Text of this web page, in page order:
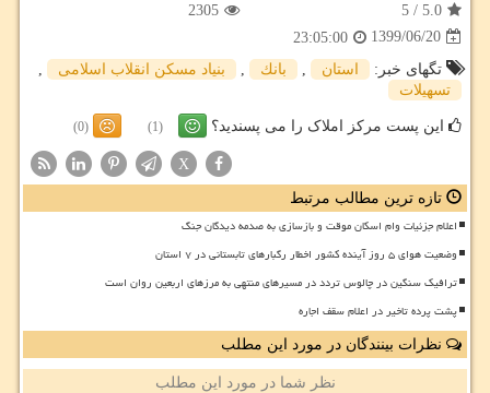
5.0
/
5
2305
1399/06/20
23:05:00
تگهای خبر:
استان , بانك , بنیاد مسكن انقلاب اسلامی
,
تسهیلات
این پست مرکز املاک را می پسندید؟ (1)
(0)
X
تازه ترین مطالب مرتبط
اعلام جزئیات وام اسکان موقت و بازسازی به صدمه دیدگان جنگ
وضعیت هوای ۵ روز آینده کشور اخطار رگبارهای تابستانی در ۷ استان
ترافیک سنگین در چالوس تردد در مسیرهای منتهی به مرزهای اربعین روان است
پشت پرده تاخیر در اعلام سقف اجاره
نظرات بینندگان در مورد این مطلب
نظر شما در مورد این مطلب